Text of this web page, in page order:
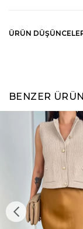
ÜRÜN
BENZER